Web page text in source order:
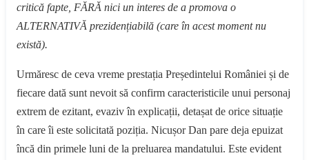
critică fapte, FĂRĂ nici un interes de a promova o
ALTERNATIVĂ prezidențiabilă (care în acest moment nu
există).
Urmăresc de ceva vreme prestația Președintelui României și de
fiecare dată sunt nevoit să confirm caracteristicile unui personaj
extrem de ezitant, evaziv în explicații, detașat de orice situație
în care îi este solicitată poziția. Nicușor Dan pare deja epuizat
încă din primele luni de la preluarea mandatului. Este evident